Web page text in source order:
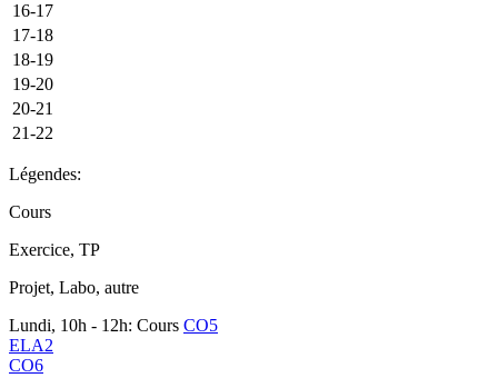
16-17
17-18
18-19
19-20
20-21
21-22
Légendes:
Cours
Exercice, TP
Projet, Labo, autre
Lundi, 10h - 12h: Cours CO5
ELA2
CO6